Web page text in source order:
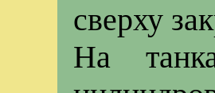
сверху
На